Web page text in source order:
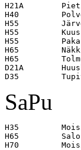
H21A
H40
H55
H55
H55
H65
H65
D21A
SaPu
H35
H65